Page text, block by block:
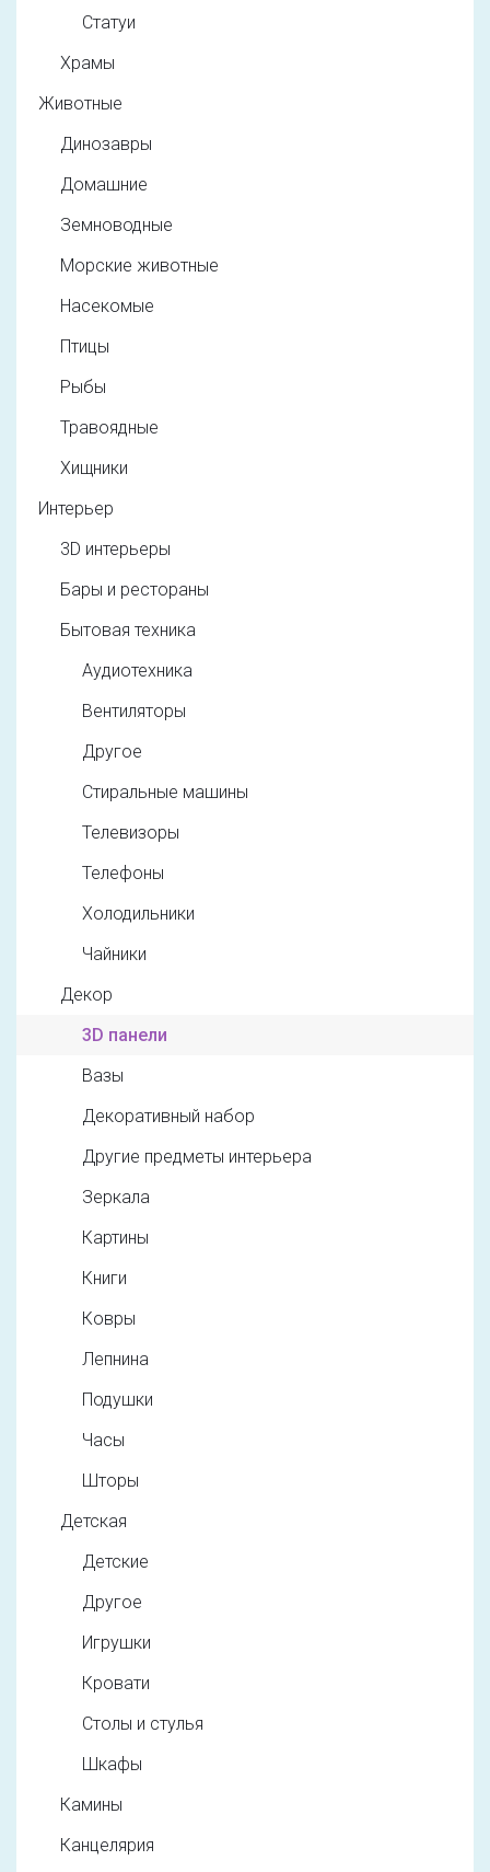
Статуи
Храмы
Животные
Динозавры
Домашние
Земноводные
Морские животные
Насекомые
Птицы
Рыбы
Травоядные
Хищники
Интерьер
3D интерьеры
Бары и рестораны
Бытовая техника
Аудиотехника
Вентиляторы
Другое
Стиральные машины
Телевизоры
Телефоны
Холодильники
Чайники
Декор
3D панели
Вазы
Декоративный набор
Другие предметы интерьера
Зеркала
Картины
Книги
Ковры
Лепнина
Подушки
Часы
Шторы
Детская
Детские
Другое
Игрушки
Кровати
Столы и стулья
Шкафы
Камины
Канцелярия